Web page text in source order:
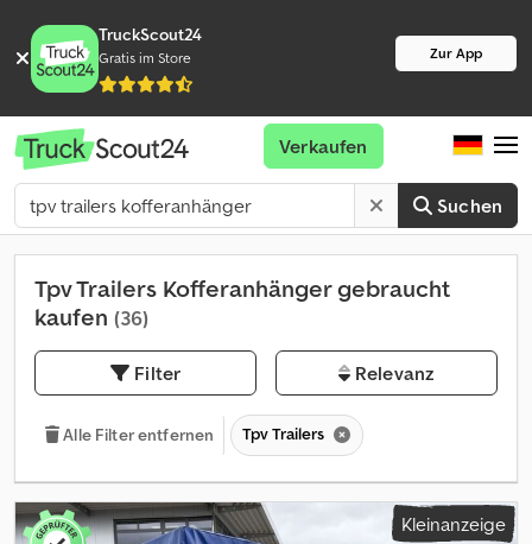
TruckScout24
Gratis im Store Zur App
Suchen
Verkaufen
Tpv Trailers Kofferanhänger gebraucht
kaufen (36)
Filter Relevanz
Alle Filter entfernen Tpv Trailers
Kleinanzeige